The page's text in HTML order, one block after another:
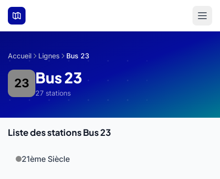
Aller au contenu principal
Accueil Lignes Bus 23
23 Bus 23
27 stations
Liste des stations Bus 23
21ème Siècle